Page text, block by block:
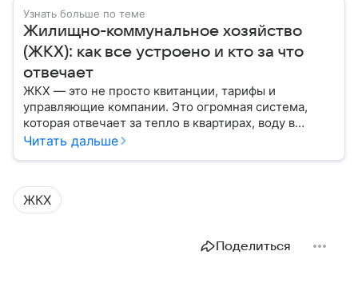
Узнать больше по теме
Жилищно-коммунальное хозяйство
(ЖКХ): как все устроено и кто за что
отвечает
ЖКХ — это не просто квитанции, тарифы и
управляющие компании. Это огромная система,
которая отвечает за тепло в квартирах, воду в
кране, освещение улиц и чистоту во дворах.
Читать дальше
ЖКХ
Поделиться